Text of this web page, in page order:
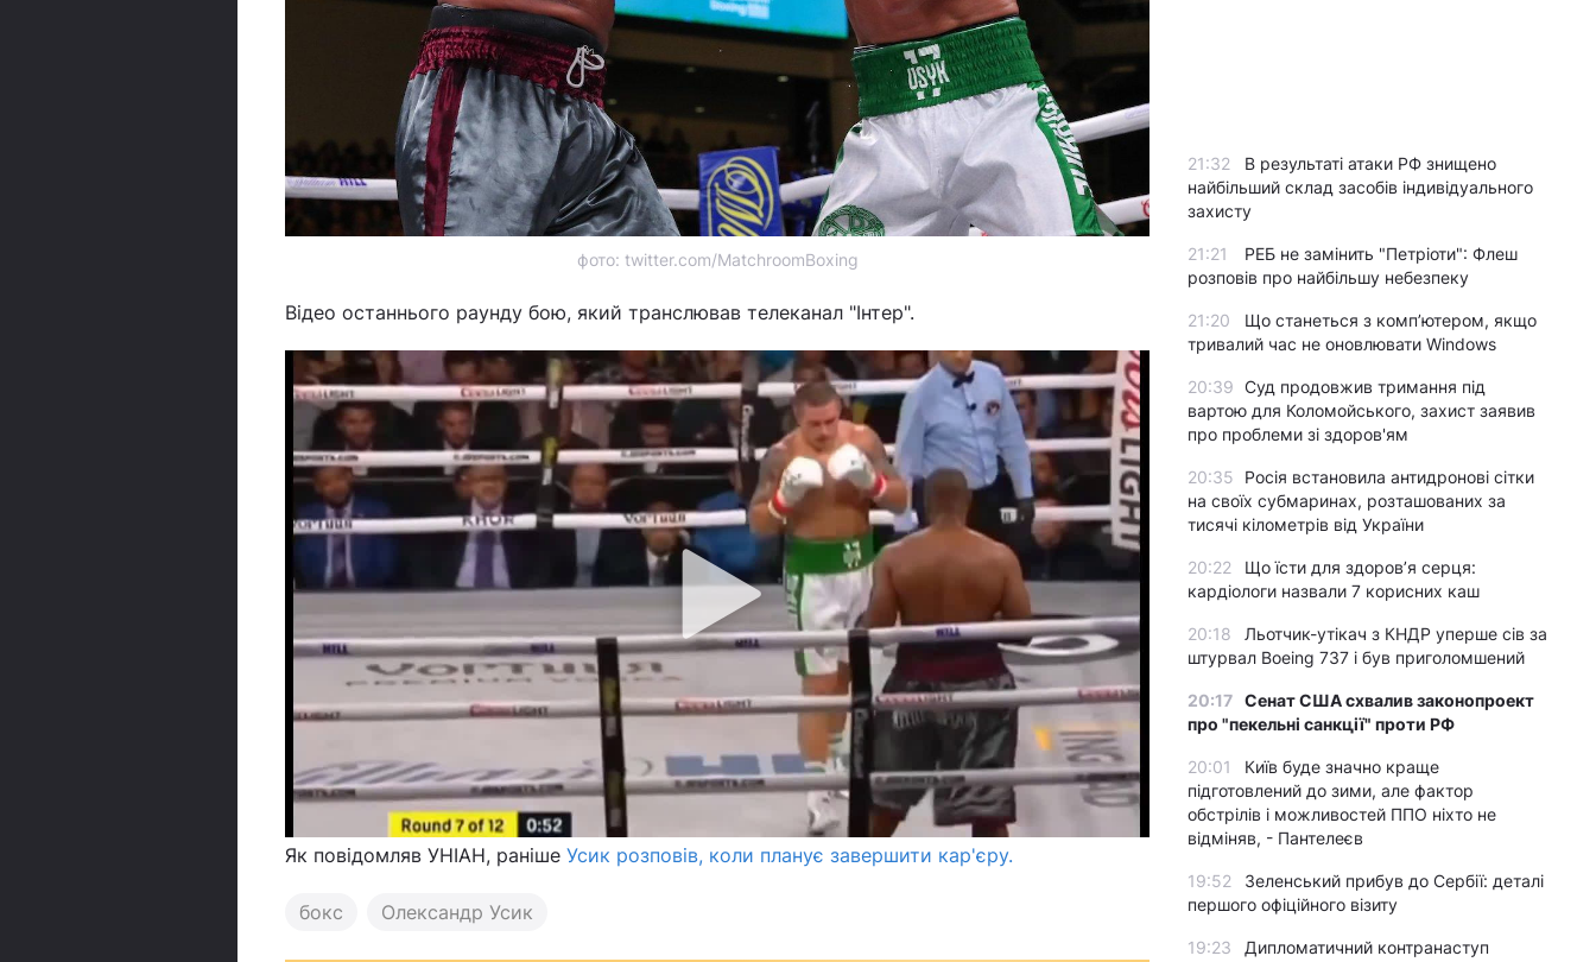
фото: twitter.com/MatchroomBoxing
Відео останнього раунду бою, який транслював телеканал "Інтер".
Як повідомляв УНІАН, раніше Усик розповів, коли планує завершити кар'єру.
бокс Олександр Усик
21:32
В результаті атаки РФ знищено
найбільший склад засобів індивідуального
захисту
21:21
РЕБ не замінить "Петріоти": Флеш
розповів про найбільшу небезпеку
21:20
Що станеться з комп’ютером, якщо
тривалий час не оновлювати Windows
20:39 Суд продовжив тримання під
вартою для Коломойського, захист заявив
про проблеми зі здоров'ям
20:35
Росія встановила антидронові сітки
на своїх субмаринах, розташованих за
тисячі кілометрів від України
20:22
Що їсти для здоров’я серця:
кардіологи назвали 7 корисних каш
20:18
Льотчик-утікач з КНДР уперше сів за
штурвал Boeing 737 і був приголомшений
20:17 Сенат США схвалив законопроект
про "пекельні санкції" проти РФ
20:01
Київ буде значно краще
підготовлений до зими, але фактор
обстрілів і можливостей ППО ніхто не
відміняв, - Пантелеєв
19:52
Зеленський прибув до Сербії: деталі
першого офіційного візиту
19:23
Дипломатичний контранаступ